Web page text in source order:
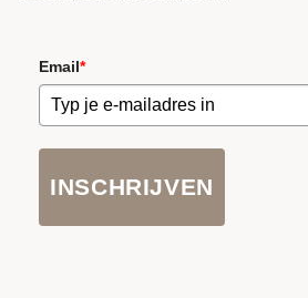
Email*
INSCHRIJVEN